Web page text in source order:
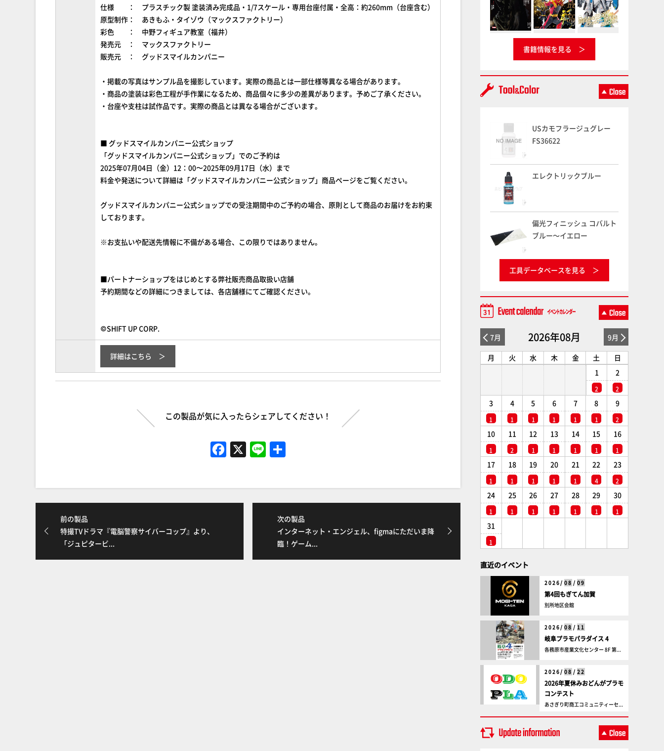
仕様 ： プラスチック製 塗装済み完成品・1/7スケール・専用台座付属・全高：約260mm（台座含む）
原型制作： あきもふ・タイゾウ（マックスファクトリー）
彩色 ： 中野フィギュア教室（福井）
発売元 ： マックスファクトリー
販売元 ： グッドスマイルカンパニー
・掲載の写真はサンプル品を撮影しています。実際の商品とは一部仕様等異なる場合があります。
・商品の塗装は彩色工程が手作業になるため、商品個々に多少の差異があります。予めご了承ください。
・台座や支柱は試作品です。実際の商品とは異なる場合がございます。
■ グッドスマイルカンパニー公式ショップ
「グッドスマイルカンパニー公式ショップ」でのご予約は
2025年07月04日（金）12：00〜2025年09月17日（水）まで
料金や発送について詳細は「グッドスマイルカンパニー公式ショップ」商品ページをご覧ください。
グッドスマイルカンパニー公式ショップでの受注期間中のご予約の場合、原則として商品のお届けをお約束
しております。
※お支払いや配送先情報に不備がある場合、この限りではありません。
■パートナーショップをはじめとする弊社販売商品取扱い店舗
予約期間などの詳細につきましては、各店舗様にてご確認ください。
©SHIFT UP CORP.
詳細はこちら
この製品が気に入ったらシェアしてください！
F
a
e
k
X Li
n
前の製品
特撮TVドラマ『電脳警察サイバーコップ』より、
「ジュピタービ...
次の製品
インターネット・エンジェル、figmaにただいま降
臨！ゲーム...
書籍情報を見る
USカモフラージュグレー
FS36622
エレクトリックブルー
偏光フィニッシュ コバルト
ブルー～イエロー
工具データベースを見る
7月 2026年08月 9月
月 火 水 木 金 土
日
1
2
2
2
3
1
4
1
5
1
6
1
7
1
8
1
9
2
10
1
11
2
12
1
13
1
14
1
15
1
16
1
17
1
18
1
19
1
20
1
21
1
22
4
23
2
24
1
25
1
26
1
27
1
28
1
29
1
30
1
31
1
直近のイベント
2026/ 08 / 09
第4回もぎてん加賀
別所地区会館
2026/ 08 / 11
岐阜プラモパラダイス 4
各務原市産業文化センター 8F 第...
2026/ 08 / 22
2026年夏休みおどんがプラモ
コンテスト
あさぎり町商工コミュニティーセ...